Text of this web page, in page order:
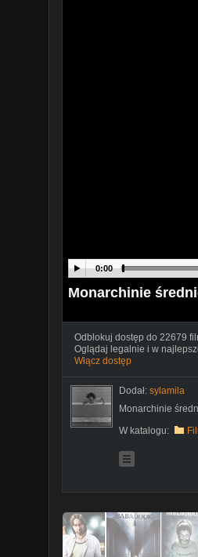
0:00
Monarchinie
Odblokuj dostęp do 22679
Oglądaj legalnie i w
Włącz dostęp
Dodał: sylamila
Monarchinie
W katalogu: